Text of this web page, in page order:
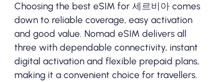
Choosing the best eSIM for 세르비아 comes
down to reliable coverage, easy activation
and good value. Nomad eSIM delivers all
three with dependable connectivity, instant
digital activation and flexible prepaid plans,
making it a convenient choice for travellers.